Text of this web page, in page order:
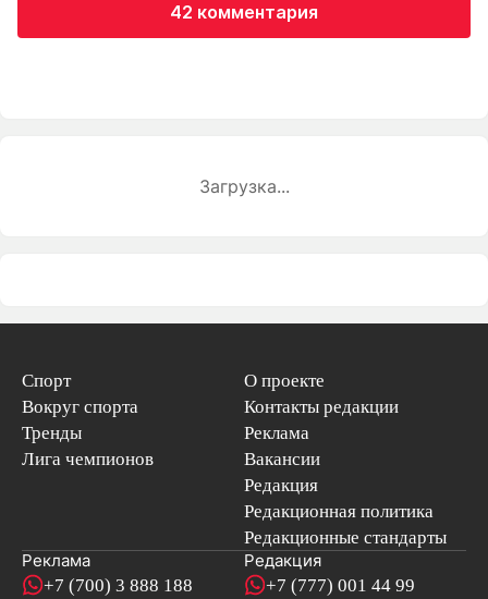
42 комментария
Загрузка...
Спорт
Вокруг спорта
Тренды
Лига чемпионов
О проекте
Контакты редакции
Реклама
Вакансии
Редакция
Редакционная политика
Редакционные стандарты
Реклама
+7 (700) 3 888 188
Редакция
+7 (777) 001 44 99